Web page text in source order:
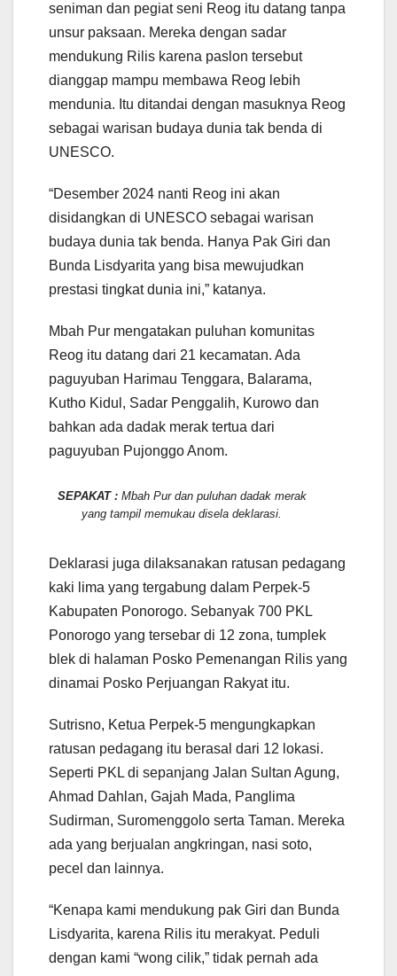
seniman dan pegiat seni Reog itu datang tanpa
unsur paksaan. Mereka dengan sadar
mendukung Rilis karena paslon tersebut
dianggap mampu membawa Reog lebih
mendunia. Itu ditandai dengan masuknya Reog
sebagai warisan budaya dunia tak benda di
UNESCO.
“Desember 2024 nanti Reog ini akan
disidangkan di UNESCO sebagai warisan
budaya dunia tak benda. Hanya Pak Giri dan
Bunda Lisdyarita yang bisa mewujudkan
prestasi tingkat dunia ini,” katanya.
Mbah Pur mengatakan puluhan komunitas
Reog itu datang dari 21 kecamatan. Ada
paguyuban Harimau Tenggara, Balarama,
Kutho Kidul, Sadar Penggalih, Kurowo dan
bahkan ada dadak merak tertua dari
paguyuban Pujonggo Anom.
SEPAKAT :Mbah Pur dan puluhan dadak merak
yang tampil memukau disela deklarasi.
Deklarasi juga dilaksanakan ratusan pedagang
kaki lima yang tergabung dalam Perpek-5
Kabupaten Ponorogo. Sebanyak 700 PKL
Ponorogo yang tersebar di 12 zona, tumplek
blek di halaman Posko Pemenangan Rilis yang
dinamai Posko Perjuangan Rakyat itu.
Sutrisno, Ketua Perpek-5 mengungkapkan
ratusan pedagang itu berasal dari 12 lokasi.
Seperti PKL di sepanjang Jalan Sultan Agung,
Ahmad Dahlan, Gajah Mada, Panglima
Sudirman, Suromenggolo serta Taman. Mereka
ada yang berjualan angkringan, nasi soto,
pecel dan lainnya.
“Kenapa kami mendukung pak Giri dan Bunda
Lisdyarita, karena Rilis itu merakyat. Peduli
dengan kami “wong cilik,” tidak pernah ada